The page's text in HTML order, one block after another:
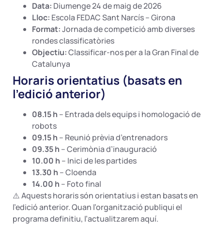
Data: Diumenge 24 de maig de 2026
Lloc: Escola FEDAC Sant Narcís – Girona
Format:Jornada de competició amb diverses
rondes classificatòries
Objectiu:Classificar-nos per a la Gran Final de
Catalunya
Horaris orientatius (basats en
l’edició anterior)
08.15 h – Entrada dels equips i homologació de
robots
09.15 h – Reunió prèvia d’entrenadors
09.35 h – Cerimònia d’inauguració
10.00 h – Inici de les partides
13.30 h – Cloenda
14.00 h – Foto final
⚠️ Aquests horaris són orientatius i estan basats en
l’edició anterior. Quan l’organització publiqui el
programa definitiu, l’actualitzarem aquí.